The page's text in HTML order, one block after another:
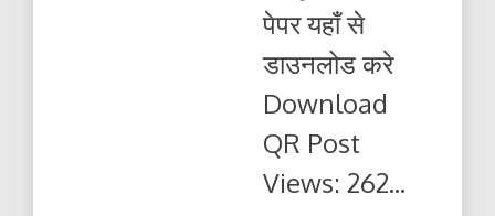
24.02.2024
ई-
पेपर
यहाँ
पढ़ें
डाउनलोड
पेपर यहाँ से
डाउनलोड करे
Download
QR Post
Views: 262...